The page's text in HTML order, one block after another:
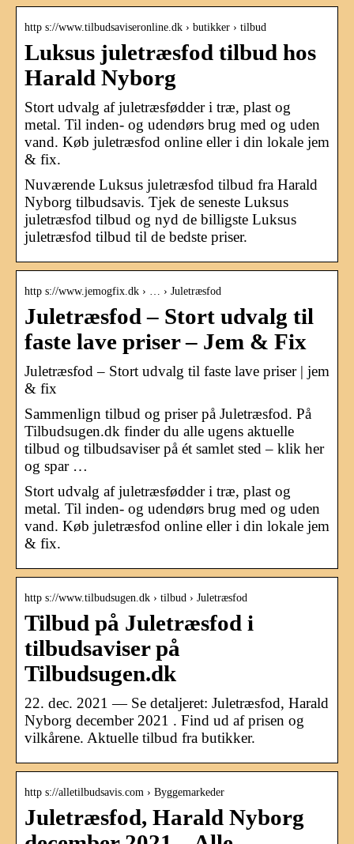
http s://www.tilbudsaviseronline.dk › butikker › tilbud
Luksus juletræsfod tilbud hos
Harald Nyborg
Stort udvalg af juletræsfødder i træ, plast og
metal. Til inden- og udendørs brug med og uden
vand. Køb juletræsfod online eller i din lokale jem
& fix.
Nuværende Luksus juletræsfod tilbud fra Harald
Nyborg tilbudsavis. Tjek de seneste Luksus
juletræsfod tilbud og nyd de billigste Luksus
juletræsfod tilbud til de bedste priser.
http s://www.jemogfix.dk › … › Juletræsfod
Juletræsfod – Stort udvalg til
faste lave priser – Jem & Fix
Juletræsfod – Stort udvalg til faste lave priser | jem
& fix
Sammenlign tilbud og priser på Juletræsfod. På
Tilbudsugen.dk finder du alle ugens aktuelle
tilbud og tilbudsaviser på ét samlet sted – klik her
og spar …
Stort udvalg af juletræsfødder i træ, plast og
metal. Til inden- og udendørs brug med og uden
vand. Køb juletræsfod online eller i din lokale jem
& fix.
http s://www.tilbudsugen.dk › tilbud › Juletræsfod
Tilbud på Juletræsfod i
tilbudsaviser på
Tilbudsugen.dk
22. dec. 2021 — Se detaljeret: Juletræsfod, Harald
Nyborg december 2021 . Find ud af prisen og
vilkårene. Aktuelle tilbud fra butikker.
http s://alletilbudsavis.com › Byggemarkeder
Juletræsfod, Harald Nyborg